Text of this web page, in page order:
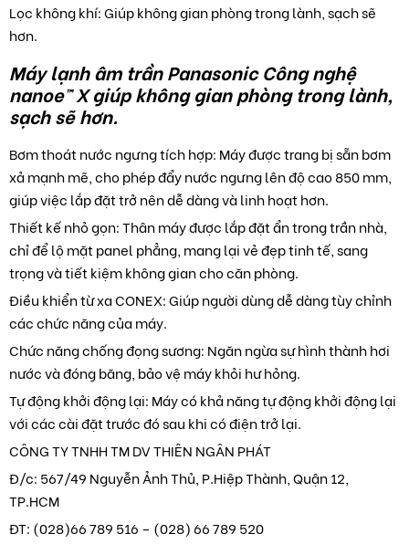
Lọc không khí: Giúp không gian phòng trong lành, sạch sẽ
hơn.
Máy lạnh âm trần Panasonic Công nghệ
nanoe™ X giúp không gian phòng trong lành,
sạch sẽ hơn.
Bơm thoát nước ngưng tích hợp: Máy được trang bị sẵn bơm
xả mạnh mẽ, cho phép đẩy nước ngưng lên độ cao 850 mm,
giúp việc lắp đặt trở nên dễ dàng và linh hoạt hơn.
Thiết kế nhỏ gọn: Thân máy được lắp đặt ẩn trong trần nhà,
chỉ để lộ mặt panel phẳng, mang lại vẻ đẹp tinh tế, sang
trọng và tiết kiệm không gian cho căn phòng.
Điều khiển từ xa CONEX: Giúp người dùng dễ dàng tùy chỉnh
các chức năng của máy.
Chức năng chống đọng sương: Ngăn ngừa sự hình thành hơi
nước và đóng băng, bảo vệ máy khỏi hư hỏng.
Tự động khởi động lại: Máy có khả năng tự động khởi động lại
với các cài đặt trước đó sau khi có điện trở lại.
CÔNG TY TNHH TM DV THIÊN NGÂN PHÁT
Đ/c: 567/49 Nguyễn Ảnh Thủ, P.Hiệp Thành, Quận 12,
TP.HCM
ĐT: (028)66 789 516 – (028) 66 789 520